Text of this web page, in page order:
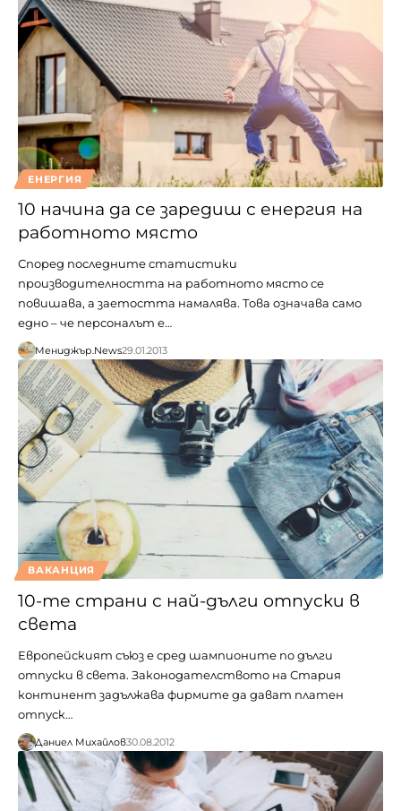
ЕНЕРГИЯ
10 начина да се заредиш с енергия на
работното място
Според последните статистики
производителността на работното място се
повишава, а заетостта намалява. Това означава само
едно – че персоналът е…
Мениджър.News29.01.2013
ВАКАНЦИЯ
10-те страни с най-дълги отпуски в
света
Европейският съюз е сред шампионите по дълги
отпуски в света. Законодателството на Стария
континент задължава фирмите да дават платен
отпуск…
Даниел Михайлов30.08.2012